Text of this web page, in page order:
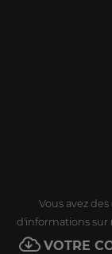
Vous avez
d'informations sur
VOTRE